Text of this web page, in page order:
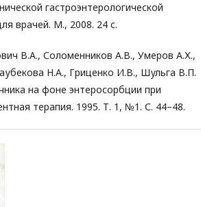
гастроэнтерологической
врачей. М., 2008. 24 с.
В.А., Соломенников A.B., Умеров А.Х.,
H.A., Гриценко И.В., Шульга В.П.
на фоне энтеросорбции при
терапия. 1995. Т. 1, №1. С. 44–48.